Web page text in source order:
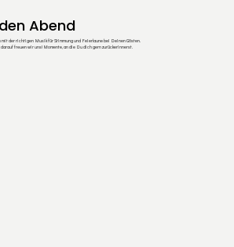
Abend
mit der richtigen Musik für Stimmung und Feierlaune bei Deinen Gösten.
freuen wir uns! Momente, an die Du dich gern zurückerinnerst.